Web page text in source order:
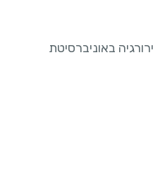
באוניברסיטת